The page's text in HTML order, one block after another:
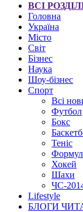
ВСІ
Головна
Україна
Місто
Світ
Бізнес
Наука
Шоу-бізнес
Спорт
Всі
Футбол
Бокс
Теніс
Хокей
Шахи
ЧС-
Lifestyle
БЛОГИ